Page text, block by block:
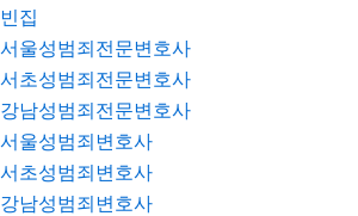
빈집
서울성범죄전문변호사
서초성범죄전문변호사
강남성범죄전문변호사
서울성범죄변호사
서초성범죄변호사
강남성범죄변호사